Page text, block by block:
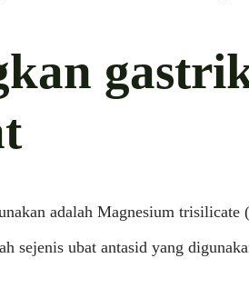
adalah Magnesium
sejenis ubat antasid yang